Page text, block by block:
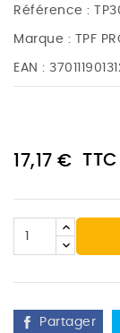
Référence :
Marque : TPF
EAN :
17,17 € TTC
Partager